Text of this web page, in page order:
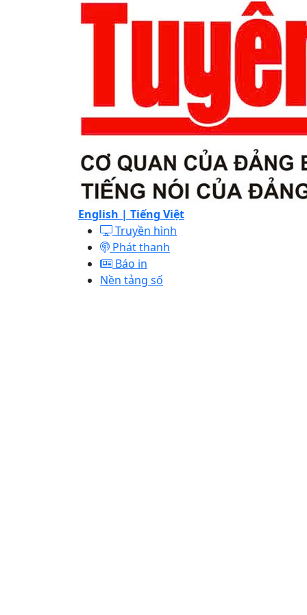
English | Tiếng Việt
Truyền hình
Phát thanh
Báo in
Nền tảng số